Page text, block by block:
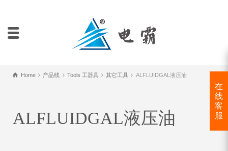
Home 产品线 Tools 工器具 其它工具 ALFLUIDGAL液压油
ALFLUIDGAL液压油
在
线
客
服